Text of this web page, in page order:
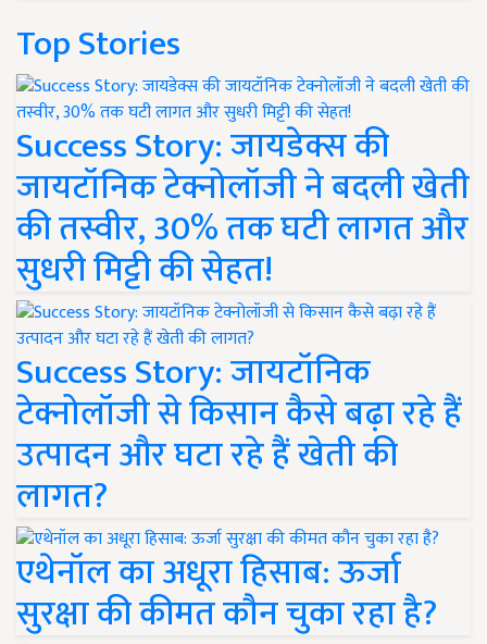
Top Stories
Success Story: जायडेक्स की
जायटॉनिक टेक्नोलॉजी ने बदली खेती
की तस्वीर, 30% तक घटी लागत और
सुधरी मिट्टी की सेहत!
Success Story: जायटॉनिक
टेक्नोलॉजी से किसान कैसे बढ़ा रहे हैं
उत्पादन और घटा रहे हैं खेती की
लागत?
एथेनॉल का अधूरा हिसाब: ऊर्जा
सुरक्षा की कीमत कौन चुका रहा है?